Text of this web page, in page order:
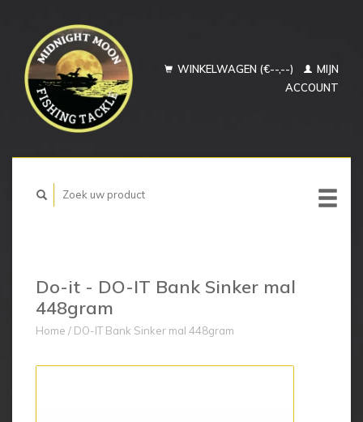
WINKELWAGEN (€--,--)
MIJN
ACCOUNT
Do-it - DO-IT Bank Sinker mal
448gram
Home / DO-IT Bank Sinker mal 448gram